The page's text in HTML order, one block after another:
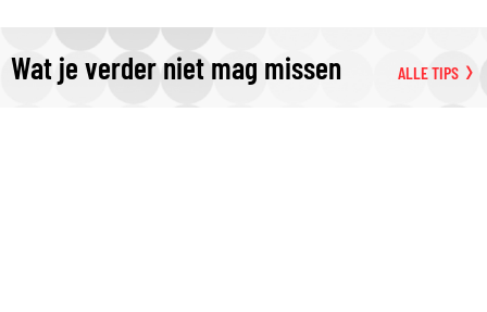
Wat je verder niet mag missen ALLE TIPS